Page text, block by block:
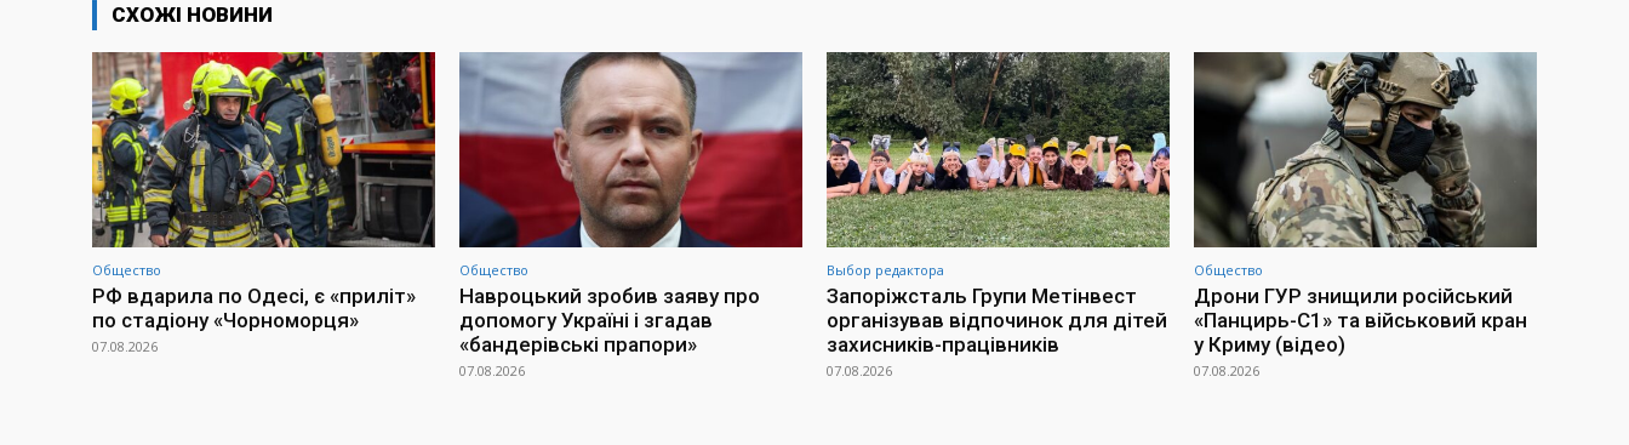
СХОЖІ НОВИНИ
Общество
РФ вдарила по Одесі, є «приліт»
по стадіону «Чорноморця»
07.08.2026
Общество
Навроцький зробив заяву про
допомогу Україні і згадав
«бандерівські прапори»
07.08.2026
Выбор редактора
Запоріжсталь Групи Метінвест
організував відпочинок для дітей
захисників-працівників
07.08.2026
Общество
Дрони ГУР знищили російський
«Панцирь-С1» та військовий кран
у Криму (відео)
07.08.2026